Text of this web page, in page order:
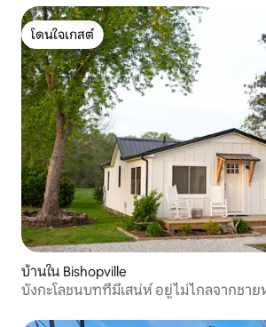
โดนใจเกสต์
โดนใจเกสต์
บ้านใน Bishopville
บังกะโลชนบทที่มีเสน่ห์ อยู่ไม่ไกลจากชาย